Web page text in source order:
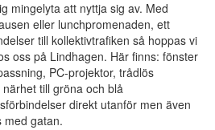
mingelyta att nyttja sig av. Med
eller lunchpromenaden, ett
till kollektivtrafiken så hoppas vi
oss på Lindhagen. Här finns: fönster
PC-projektor, trådlös
till gröna och blå
direkt utanför men även
med gatan.